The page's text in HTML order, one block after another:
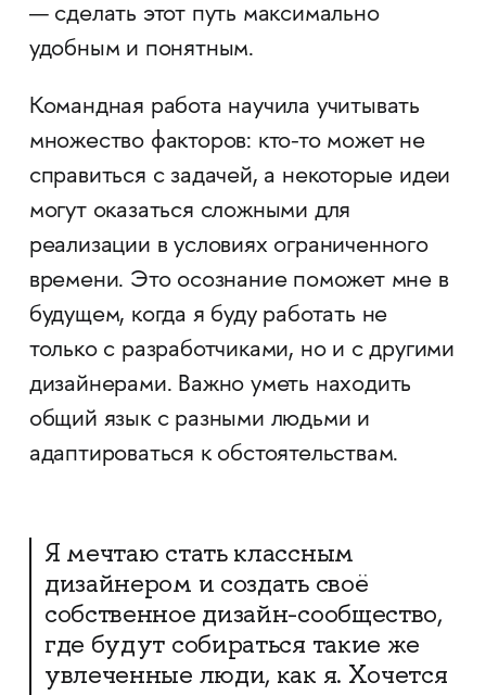
— сделать этот путь максимально
удобным и понятным.
Командная работа научила учитывать
множество факторов: кто-то может не
справиться с задачей, а некоторые идеи
могут оказаться сложными для
реализации в условиях ограниченного
времени. Это осознание поможет мне в
будущем, когда я буду работать не
только с разработчиками, но и с другими
дизайнерами. Важно уметь находить
общий язык с разными людьми и
адаптироваться к обстоятельствам.
Я мечтаю стать классным
дизайнером и создать своё
собственное дизайн-сообщество,
где будут собираться такие же
увлеченные люди, как я. Хочется